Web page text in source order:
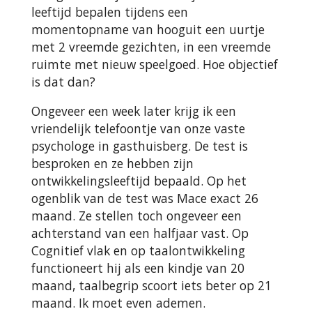
leeftijd bepalen tijdens een
momentopname van hooguit een uurtje
met 2 vreemde gezichten, in een vreemde
ruimte met nieuw speelgoed. Hoe objectief
is dat dan?
Ongeveer een week later krijg ik een
vriendelijk telefoontje van onze vaste
psychologe in gasthuisberg. De test is
besproken en ze hebben zijn
ontwikkelingsleeftijd bepaald. Op het
ogenblik van de test was Mace exact 26
maand. Ze stellen toch ongeveer een
achterstand van een halfjaar vast. Op
Cognitief vlak en op taalontwikkeling
functioneert hij als een kindje van 20
maand, taalbegrip scoort iets beter op 21
maand. Ik moet even ademen.